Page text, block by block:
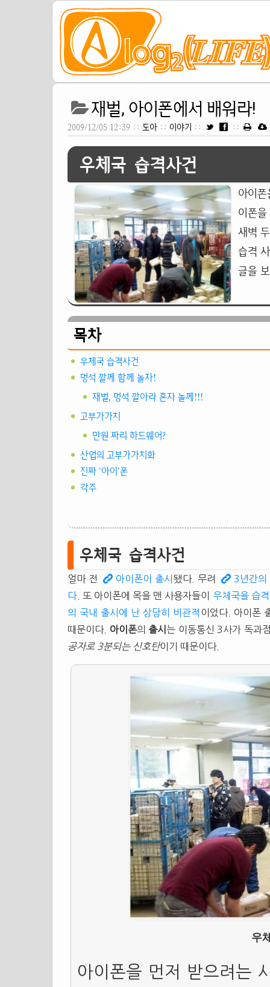
재벌, 아이폰에서 배워라!
2009/12/05 12:39 :: 도아 :: 이야기 :: ::
우체국 습격사건
아이
이폰
새벽
습격
글을
목차
우체국 습격사건
멍석 깔께 함께 놀자!
재벌, 멍석 깔아라 혼자 놀께!!!
고부가가치
만원 짜리 하드웨어?
산업의 고부가가치화
진짜 '아이'폰
각주
우체국 습격사건
얼마 전 아이폰이 출시 됐다. 무려
3년간의
다 . 또 아이폰에 목을 맨 사용자들이
우체국을 습
의 국내 출시에 난 상당히 비관적 이었다. 아이폰
때문이다. 아이폰의 출시 는 이동통신 3사가 독과
공자로 3분되는 신호탄이기 때문이다.
우
아이폰을 먼저 받으려는